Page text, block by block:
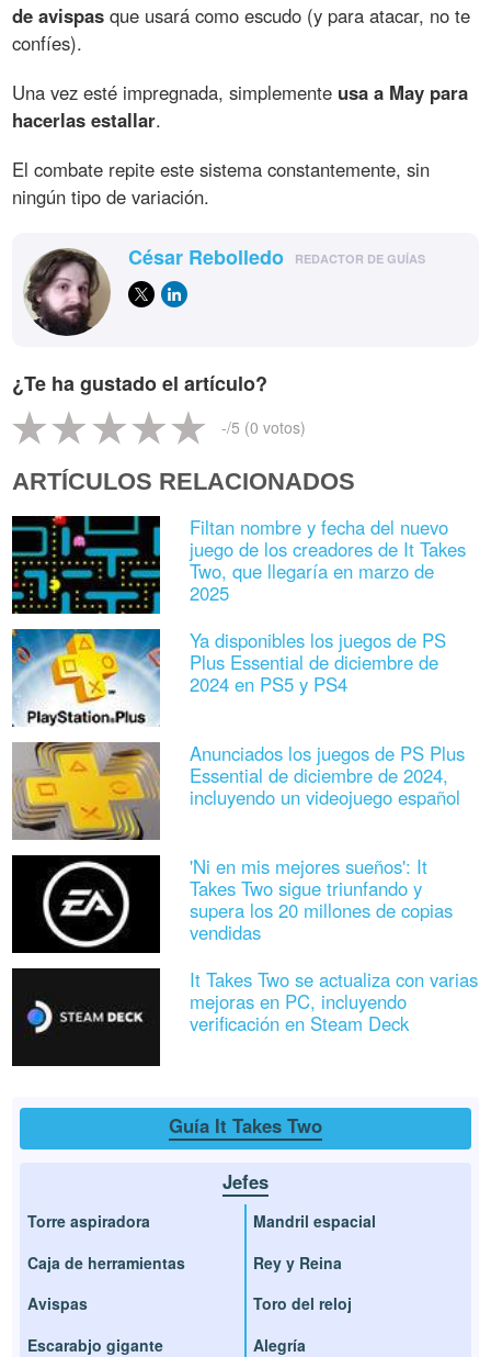
de avispas que usará como escudo (y para atacar, no te
confíes).
Una vez esté impregnada, simplemente usa a May para
hacerlas estallar.
El combate repite este sistema constantemente, sin
ningún tipo de variación.
César Rebolledo REDACTOR DE GUÍAS
¿Te ha gustado el artículo?
-/5 (0 votos)
ARTÍCULOS RELACIONADOS
Filtan nombre y fecha del nuevo
juego de los creadores de It Takes
Two, que llegaría en marzo de
2025
Ya disponibles los juegos de PS
Plus Essential de diciembre de
2024 en PS5 y PS4
Anunciados los juegos de PS Plus
Essential de diciembre de 2024,
incluyendo un videojuego español
'Ni en mis mejores sueños': It
Takes Two sigue triunfando y
supera los 20 millones de copias
vendidas
It Takes Two se actualiza con varias
mejoras en PC, incluyendo
verificación en Steam Deck
Guía It Takes Two
Jefes
Torre aspiradora
Caja de herramientas
Avispas
Escarabjo gigante
Mandril espacial
Rey y Reina
Toro del reloj
Alegría